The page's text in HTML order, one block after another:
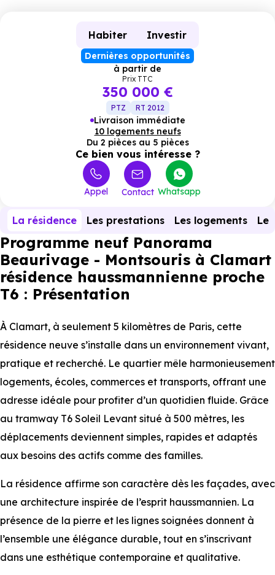
Habiter Investir
Dernières opportunités
à partir de
Prix TTC
350 000 €
PTZ RT 2012
Livraison immédiate
10 logements neufs
Du 2 pièces au 5 pièces
Ce bien vous intéresse ?
Appel Contact Whatsapp
La résidence Les prestations Les logements Le
Programme neuf Panorama
Beaurivage - Montsouris à Clamart
résidence haussmannienne proche
T6 : Présentation
À Clamart, à seulement 5 kilomètres de Paris, cette
résidence neuve s’installe dans un environnement vivant,
pratique et recherché. Le quartier mêle harmonieusement
logements, écoles, commerces et transports, offrant une
adresse idéale pour profiter d’un quotidien fluide. Grâce
au tramway T6 Soleil Levant situé à 500 mètres, les
déplacements deviennent simples, rapides et adaptés
aux besoins des actifs comme des familles.
La résidence affirme son caractère dès les façades, avec
une architecture inspirée de l’esprit haussmannien. La
présence de la pierre et les lignes soignées donnent à
l’ensemble une élégance durable, tout en s’inscrivant
dans une esthétique contemporaine et qualitative.